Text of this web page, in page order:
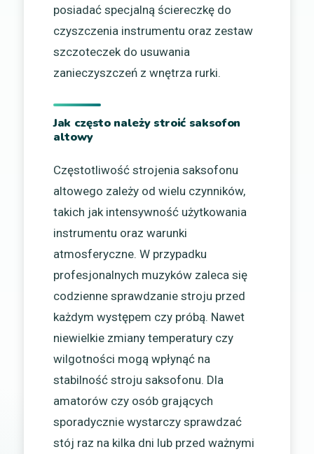
posiadać specjalną ściereczkę do
czyszczenia instrumentu oraz zestaw
szczoteczek do usuwania
zanieczyszczeń z wnętrza rurki.
Jak często należy stroić saksofon
altowy
Częstotliwość strojenia saksofonu
altowego zależy od wielu czynników,
takich jak intensywność użytkowania
instrumentu oraz warunki
atmosferyczne. W przypadku
profesjonalnych muzyków zaleca się
codzienne sprawdzanie stroju przed
każdym występem czy próbą. Nawet
niewielkie zmiany temperatury czy
wilgotności mogą wpłynąć na
stabilność stroju saksofonu. Dla
amatorów czy osób grających
sporadycznie wystarczy sprawdzać
stój raz na kilka dni lub przed ważnymi